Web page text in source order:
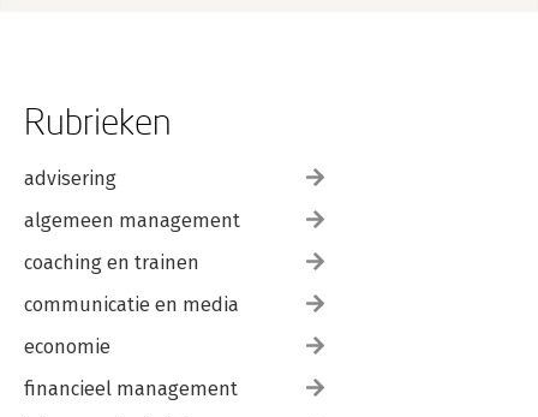
Rubrieken
advisering
algemeen management
coaching en trainen
communicatie en media
economie
financieel management